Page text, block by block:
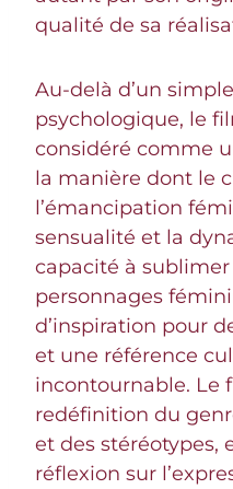
qualité de sa
Au-delà d’un
psychologique, le
considéré comme
la manière dont le
l’émancipation
sensualité et la
capacité à
personnages
d’inspiration pour
et une référence
incontournable. Le
redéfinition du
et des stéréotypes,
réflexion sur